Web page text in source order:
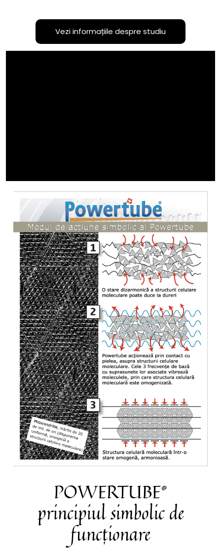
Vezi informațiile despre studiu
POWERTUBE®
principiul simbolic de
funcționare